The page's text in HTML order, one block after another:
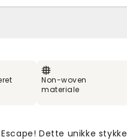
Non-woven
materiale
Dette unikke stykke